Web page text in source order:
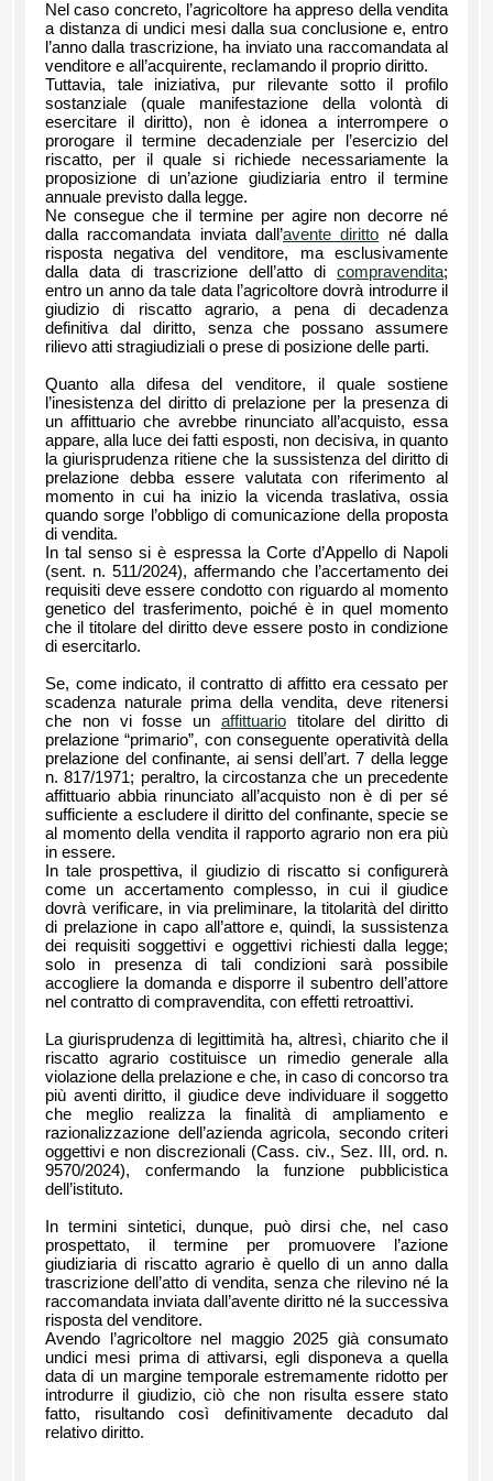
Nel caso concreto, l’agricoltore ha appreso della vendita
a distanza di undici mesi dalla sua conclusione e, entro
l’anno dalla trascrizione, ha inviato una raccomandata al
venditore e all’acquirente, reclamando il proprio diritto.
Tuttavia, tale iniziativa, pur rilevante sotto il profilo
sostanziale (quale manifestazione della volontà di
esercitare il diritto), non è idonea a interrompere o
prorogare il termine decadenziale per l’esercizio del
riscatto, per il quale si richiede necessariamente la
proposizione di un’azione giudiziaria entro il termine
annuale previsto dalla legge.
Ne consegue che il termine per agire non decorre né
dalla raccomandata inviata dall’avente diritto né dalla
risposta negativa del venditore, ma esclusivamente
dalla data di trascrizione dell’atto di compravendita;
entro un anno da tale data l’agricoltore dovrà introdurre il
giudizio di riscatto agrario, a pena di decadenza
definitiva dal diritto, senza che possano assumere
rilievo atti stragiudiziali o prese di posizione delle parti.
Quanto alla difesa del venditore, il quale sostiene
l’inesistenza del diritto di prelazione per la presenza di
un affittuario che avrebbe rinunciato all’acquisto, essa
appare, alla luce dei fatti esposti, non decisiva, in quanto
la giurisprudenza ritiene che la sussistenza del diritto di
prelazione debba essere valutata con riferimento al
momento in cui ha inizio la vicenda traslativa, ossia
quando sorge l’obbligo di comunicazione della proposta
di vendita.
In tal senso si è espressa la Corte d’Appello di Napoli
(sent. n. 511/2024), affermando che l’accertamento dei
requisiti deve essere condotto con riguardo al momento
genetico del trasferimento, poiché è in quel momento
che il titolare del diritto deve essere posto in condizione
di esercitarlo.
Se, come indicato, il contratto di affitto era cessato per
scadenza naturale prima della vendita, deve ritenersi
che non vi fosse un affittuariotitolare del diritto di
prelazione “primario”, con conseguente operatività della
prelazione del confinante, ai sensi dell’art. 7 della legge
n. 817/1971; peraltro, la circostanza che un precedente
affittuario abbia rinunciato all’acquisto non è di per sé
sufficiente a escludere il diritto del confinante, specie se
al momento della vendita il rapporto agrario non era più
in essere.
In tale prospettiva, il giudizio di riscatto si configurerà
come un accertamento complesso, in cui il giudice
dovrà verificare, in via preliminare, la titolarità del diritto
di prelazione in capo all’attore e, quindi, la sussistenza
dei requisiti soggettivi e oggettivi richiesti dalla legge;
solo in presenza di tali condizioni sarà possibile
accogliere la domanda e disporre il subentro dell’attore
nel contratto di compravendita, con effetti retroattivi.
La giurisprudenza di legittimità ha, altresì, chiarito che il
riscatto agrario costituisce un rimedio generale alla
violazione della prelazione e che, in caso di concorso tra
più aventi diritto, il giudice deve individuare il soggetto
che meglio realizza la finalità di ampliamento e
razionalizzazione dell’azienda agricola, secondo criteri
oggettivi e non discrezionali (Cass. civ., Sez. III, ord. n.
9570/2024), confermando la funzione pubblicistica
dell’istituto.
In termini sintetici, dunque, può dirsi che, nel caso
prospettato, il termine per promuovere l’azione
giudiziaria di riscatto agrario è quello di un anno dalla
trascrizione dell’atto di vendita, senza che rilevino né la
raccomandata inviata dall’avente diritto né la successiva
risposta del venditore.
Avendo l’agricoltore nel maggio 2025 già consumato
undici mesi prima di attivarsi, egli disponeva a quella
data di un margine temporale estremamente ridotto per
introdurre il giudizio, ciò che non risulta essere stato
fatto, risultando così definitivamente decaduto dal
relativo diritto.